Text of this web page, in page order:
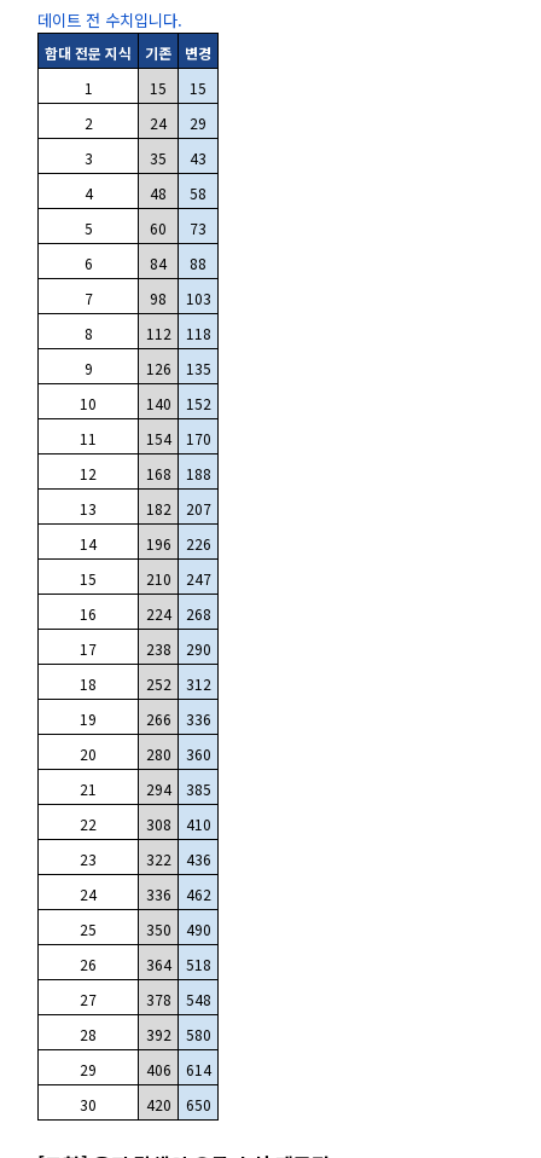
데이트 전 수치입니다.
함대 전문 지식 기존
변경
1
15
15
2
24
29
3
35
43
4
48
58
5
60
73
6
84
88
7
98
103
8
112
118
9
126
135
10
140
152
11
154
170
12
168
188
13
182
207
14
196
226
15
210
247
16
224
268
17
238
290
18
252
312
19
266
336
20
280
360
21
294
385
22
308
410
23
322
436
24
336
462
25
350
490
26
364
518
27
378
548
28
392
580
29
406
614
30
420 650